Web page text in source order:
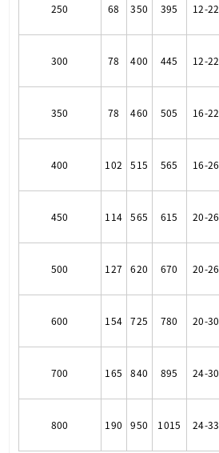
250 68 350 395 12-22
300 78 400 445 12-22
350 78 460 505 16-22
400 102 515 565 16-26
450 114 565 615 20-26
500 127 620 670 20-26
600 154 725 780 20-30
700 165 840 895 24-30
800 190 950 1015 24-33